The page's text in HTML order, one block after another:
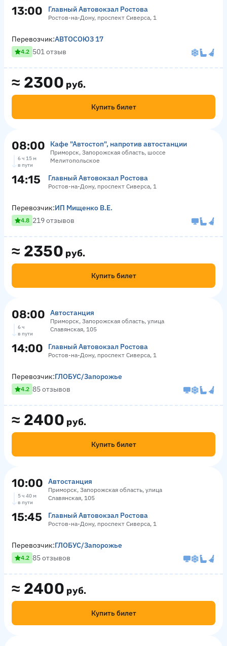
13:00 Главный Автовокзал Ростова
Ростов-на-Дону, проспект Сиверса, 1
≈ 2300 руб.
Купить билет
Перевозчик:АВТОСОЮЗ 17
4.2 501 отзыв
08:00 Кафе "Автостоп", напротив автостанции
Приморск, Запорожская область, шоссе
Мелитопольское
6 ч 15 м
в пути
14:15 Главный Автовокзал Ростова
Ростов-на-Дону, проспект Сиверса, 1
≈ 2350 руб.
Купить билет
Перевозчик:ИП Мищенко В.Е.
4.8 219 отзывов
08:00 Автостанция
Приморск, Запорожская область, улица
Славянская, 105
6 ч
в пути
14:00 Главный Автовокзал Ростова
Ростов-на-Дону, проспект Сиверса, 1
≈ 2400 руб.
Купить билет
Перевозчик:ГЛОБУС/Запорожье
4.2 85 отзывов
10:00 Автостанция
Приморск, Запорожская область, улица
Славянская, 105
5 ч 40 м
в пути
15:45 Главный Автовокзал Ростова
Ростов-на-Дону, проспект Сиверса, 1
≈ 2400 руб.
Купить билет
Перевозчик:ГЛОБУС/Запорожье
4.2 85 отзывов